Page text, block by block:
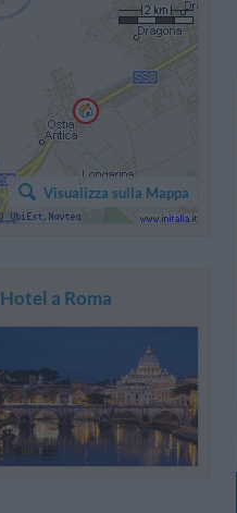
Visualizza sulla Mappa
Hotel a Roma